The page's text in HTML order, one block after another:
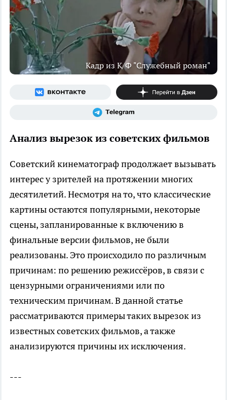
Кадр из К/Ф "Служебный роман"
Анализ вырезок из советских фильмов
Советский кинематограф продолжает вызывать
интерес у зрителей на протяжении многих
десятилетий. Несмотря на то, что классические
картины остаются популярными, некоторые
сцены, запланированные к включению в
финальные версии фильмов, не были
реализованы. Это происходило по различным
причинам: по решению режиссёров, в связи с
цензурными ограничениями или по
техническим причинам. В данной статье
рассматриваются примеры таких вырезок из
известных советских фильмов, а также
анализируются причины их исключения.
---